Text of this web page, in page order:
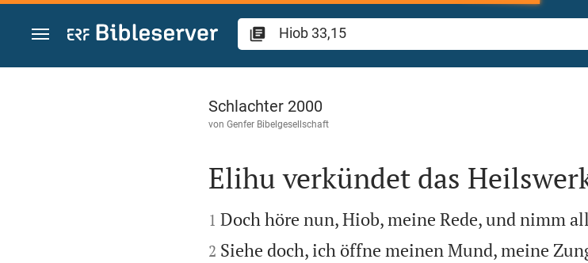
Zum Inhalt springen
Hiob 33
Schlachter 2000
von Genfer Bibelgesellschaft

Elihu verkündet das

1 Doch höre nun, Hiob, meine Rede, und nimm
2 Siehe doch, ich öffne meinen Mund, meine